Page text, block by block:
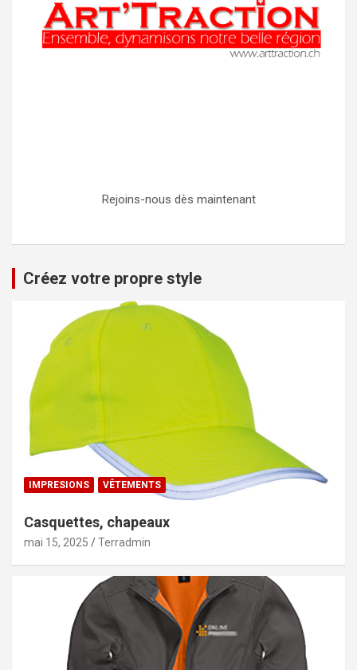
Rejoins-nous dès maintenant
Créez votre propre style
IMPRESIONS VÊTEMENTS
Casquettes, chapeaux
mai 15, 2025 Terradmin